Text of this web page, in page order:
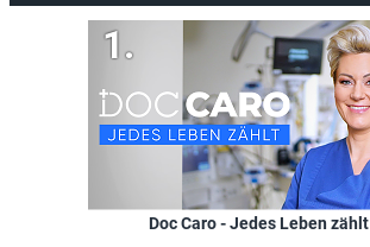
Doc Caro - Jedes Leben zählt